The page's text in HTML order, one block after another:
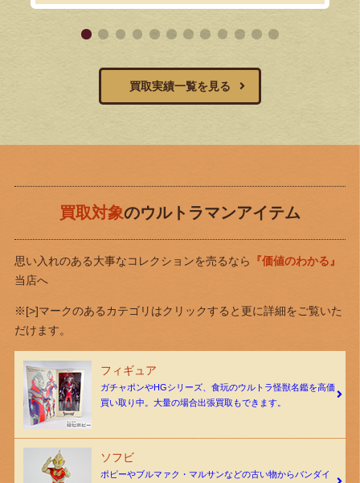
買取実績一覧を見る
買取対象のウルトラマンアイテム
思い入れのある大事なコレクションを売るなら
『価値のわかる』
当店へ
※[>]マークのあるカテゴリはクリックすると更に詳細をご覧いた
だけます。
フィギュア
ガチャポンやHGシリーズ、食玩のウルトラ怪獣名鑑を高価
買い取り中。大量の場合出張買取もできます。
ソフビ
ポピーやブルマァク・マルサンなどの古い物からバンダイ